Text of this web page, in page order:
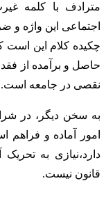
مترادف با کلمه
اجتماعی این واژه و
چکیده کلام این
حاصل و برآمده از
نقصی در جامعه است.
به سخن دیگر، در
امور آماده و
دارد،نیازی به
قانون نیست.